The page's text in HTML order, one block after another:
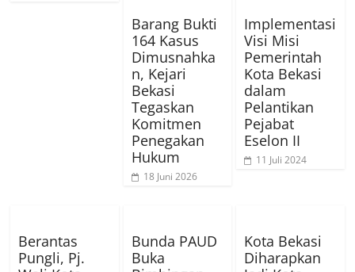
Barang Bukti
164 Kasus
Dimusnahka
n, Kejari
Bekasi
Tegaskan
Komitmen
Penegakan
Hukum
18 Juni 2026
Implementasi
Visi Misi
Pemerintah
Kota Bekasi
dalam
Pelantikan
Pejabat
Eselon II
11 Juli 2024
Berantas
Pungli, Pj.
Bunda PAUD
Buka
Kota Bekasi
Diharapkan